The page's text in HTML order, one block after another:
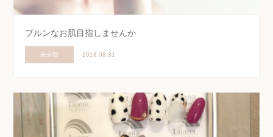
プルンなお肌目指しませんか
未分類 2018.08.31